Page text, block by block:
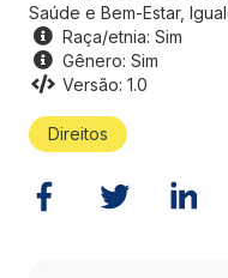
Saúde e Bem-Estar,
Raça/etnia: Sim
Gênero: Sim
Versão: 1.0
Direitos